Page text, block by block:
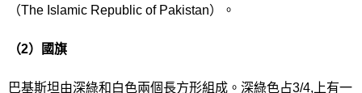
（The Islamic Republic of Pakistan）。
（2）國旗
巴基斯坦由深綠和白色兩個長方形組成。深綠色占3/4,上有一